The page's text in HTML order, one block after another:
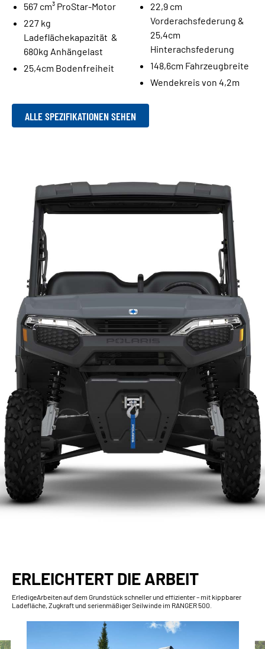
567 cm³ ProStar-Motor
227 kg
Ladeflächekapazität &
680kg Anhängelast
25,4cm Bodenfreiheit
22,9 cm
Vorderachsfederung &
25,4cm
Hinterachsfederung
148,6cm Fahrzeugbreite
Wendekreis von 4,2m
ALLE SPEZIFIKATIONEN SEHEN
ERLEICHTERT DIE ARBEIT
ErledigeArbeiten auf dem Grundstück schneller und effizienter – mit kippbarer
Ladefläche, Zugkraft und serienmäßiger Seilwinde im RANGER 500.